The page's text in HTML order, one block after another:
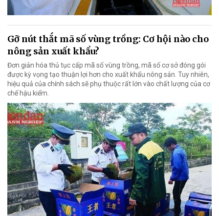
Gỡ nút thắt mã số vùng trồng: Cơ hội nào cho
nông sản xuất khẩu?
Đơn giản hóa thủ tục cấp mã số vùng trồng, mã số cơ sở đóng gói
được kỳ vọng tạo thuận lợi hơn cho xuất khẩu nông sản. Tuy nhiên,
hiệu quả của chính sách sẽ phụ thuộc rất lớn vào chất lượng của cơ
chế hậu kiểm.